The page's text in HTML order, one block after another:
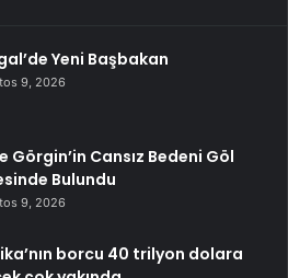
Yeni Başbakan
9, 2026
Görgin’in Cansız Bedeni Göl
Bulundu
9, 2026
borcu 40 trilyon dolara